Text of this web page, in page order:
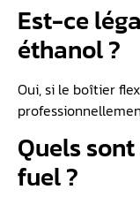
Est-ce
éthanol ?
Oui, si le boîtier
Quels
fuel ?